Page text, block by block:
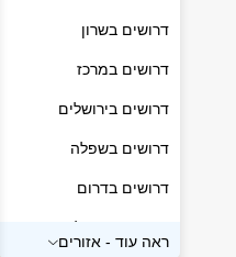
דרושים בשרון
דרושים במרכז
דרושים בירושלים
דרושים בשפלה
דרושים בדרום
דרושים בחוץ לארץ
ראה עוד - אזורים